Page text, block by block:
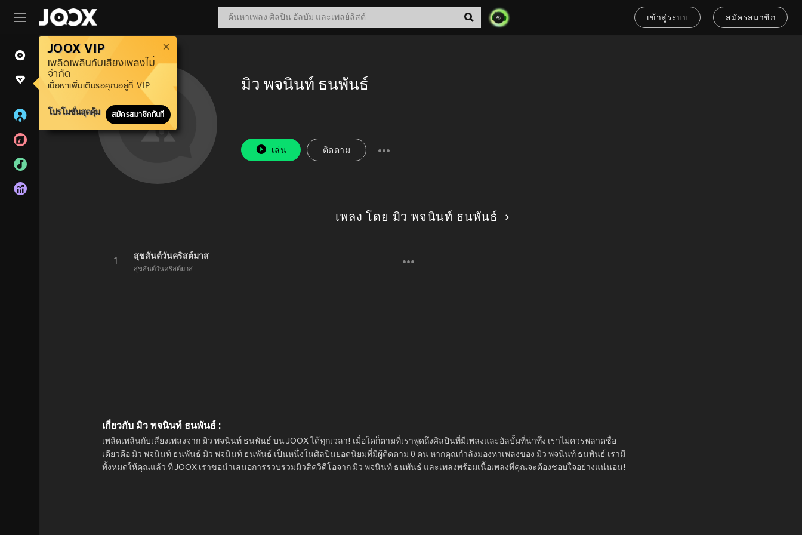
เข้าสู่ระบบ สมัครสมาชิก
JOOX VIP
เพลิดเพลินกับเสียงเพลงไม่
จำกัด
เนื้อหาเพิ่มเติมรอคุณอยู่ที่ VIP
โปรโมชั่นสุดคุ้ม สมัครสมาชิกทันที
มิว พจนินท์ ธนพันธ์
เล่น ติดตาม
เพลง โดย มิว พจนินท์ ธนพันธ์
1
สุขสันต์วันคริสต์มาส
สุขสันต์วันคริสต์มาส
เกี่ยวกับ มิว พจนินท์ ธนพันธ์ :
เพลิดเพลินกับเสียงเพลงจาก มิว พจนินท์ ธนพันธ์ บน JOOX ได้ทุกเวลา! เมื่อใดก็ตามที่เราพูดถึงศิลปินที่มีเพลงและอัลบั้มที่น่าทึ่ง เราไม่ควรพลาดชื่อ
เดียวคือ มิว พจนินท์ ธนพันธ์ มิว พจนินท์ ธนพันธ์ เป็นหนึ่งในศิลปินยอดนิยมที่มีผู้ติดตาม 0 คน หากคุณกำลังมองหาเพลงของ มิว พจนินท์ ธนพันธ์ เรามี
ทั้งหมดให้คุณแล้ว ที่ JOOX เราขอนำเสนอการรวบรวมมิวสิควิดีโอจาก มิว พจนินท์ ธนพันธ์ และเพลงพร้อมเนื้อเพลงที่คุณจะต้องชอบใจอย่างแน่นอน!